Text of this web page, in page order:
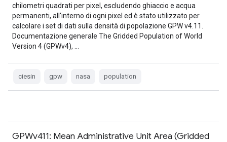
chilometri quadrati per pixel, escludendo ghiaccio e acqua
permanenti, all'interno di ogni pixel ed è stato utilizzato per
calcolare i set di dati sulla densità di popolazione GPW v4.11.
Documentazione generale The Gridded Population of World
Version 4 (GPWv4), …
ciesin gpw nasa population
GPWv411: Mean Administrative Unit Area (Gridded